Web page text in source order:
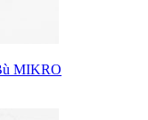
MIKRO